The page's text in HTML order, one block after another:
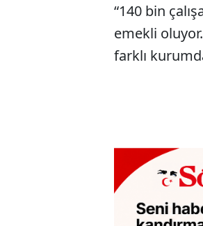
“140 bin
emekli
farklı